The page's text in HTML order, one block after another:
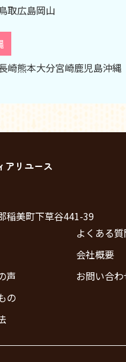
取広島岡山
崎熊本大分宮崎鹿児島沖縄
アリユース
稲美町下草谷441-39
声
の
よくある質
会社概要
お問い合わ